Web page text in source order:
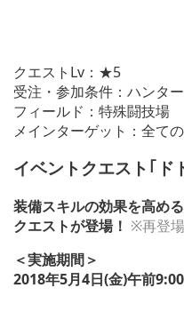
クエストLv：★5
受注・参加条件：ハンタ
フィールド：特殊闘技場
メインターゲット：全て
イベントクエスト｢ド
装備スキルの効果を高め
クエストが登場！ ※再登場
＜実施期間＞
2018年5月4日(金)午前